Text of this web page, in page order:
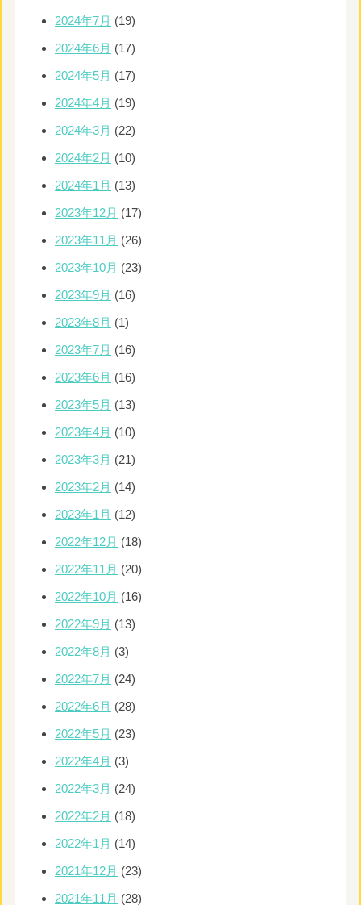
2024年7月 (19)
2024年6月 (17)
2024年5月 (17)
2024年4月 (19)
2024年3月 (22)
2024年2月 (10)
2024年1月 (13)
2023年12月 (17)
2023年11月 (26)
2023年10月 (23)
2023年9月 (16)
2023年8月 (1)
2023年7月 (16)
2023年6月 (16)
2023年5月 (13)
2023年4月 (10)
2023年3月 (21)
2023年2月 (14)
2023年1月 (12)
2022年12月 (18)
2022年11月 (20)
2022年10月 (16)
2022年9月 (13)
2022年8月 (3)
2022年7月 (24)
2022年6月 (28)
2022年5月 (23)
2022年4月 (3)
2022年3月 (24)
2022年2月 (18)
2022年1月 (14)
2021年12月 (23)
2021年11月 (28)